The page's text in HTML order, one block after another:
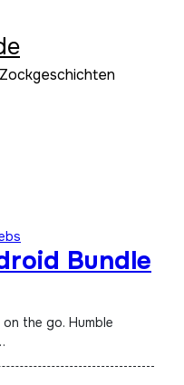
Bundle